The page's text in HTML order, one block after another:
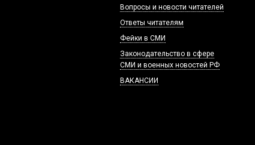
Вопросы и новости читателей
Ответы читателям
Фейки в СМИ
Законодательство в сфере
СМИ и военных новостей РФ
ВАКАНСИИ